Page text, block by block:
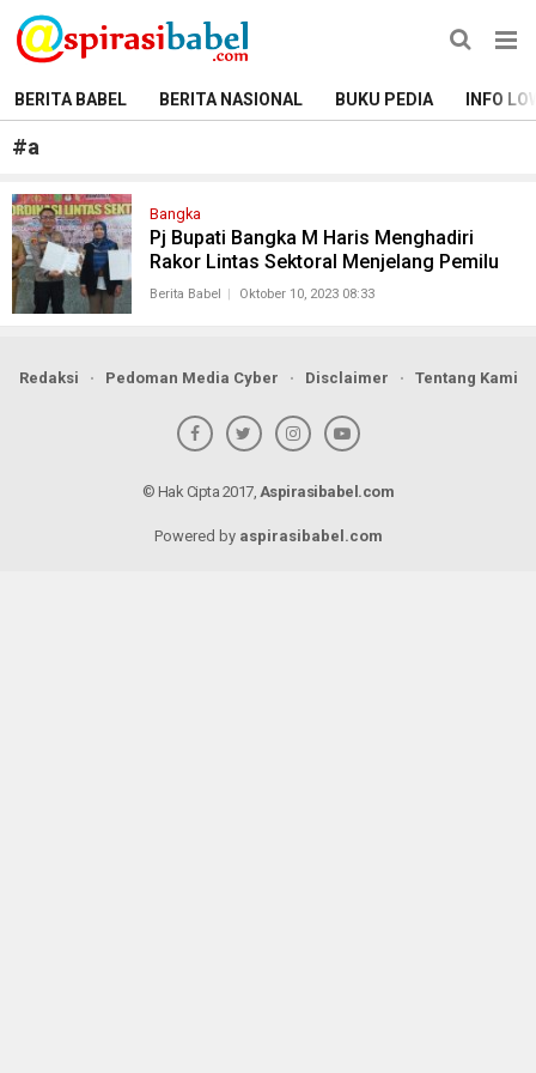
BERITA BABEL BERITA NASIONAL BUKU PEDIA INFO
#a
Bangka
Pj Bupati Bangka M Haris Menghadiri
Rakor Lintas Sektoral Menjelang Pemilu
Berita Babel Oktober 10, 2023 08:33
Redaksi Pedoman Media Cyber Disclaimer Tentang Kami
© Hak Cipta 2017, Aspirasibabel.com
Powered by aspirasibabel.com